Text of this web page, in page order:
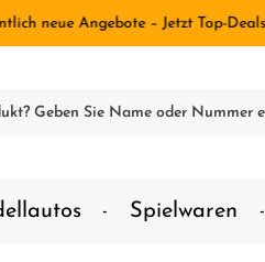
neue Angebote – Jetzt Top-
Spielwaren